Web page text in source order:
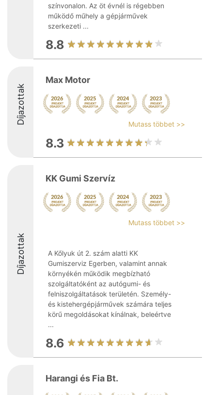
színvonalon. Az öt évnél is régebben
működő műhely a gépjárművek
szerkezeti ...
8.8
Díjazottak
Max Motor
Mutass többet >>
8.3
Díjazottak
KK Gumi Szervíz
Mutass többet >>
A Kőlyuk út 2. szám alatti KK
Gumiszerviz Egerben, valamint annak
környékén működik megbízható
szolgáltatóként az autógumi- és
felniszolgáltatások területén. Személy-
és kistehergépjárművek számára teljes
körű megoldásokat kínálnak, beleértve
...
8.6
Harangi és Fia Bt.